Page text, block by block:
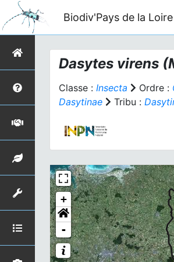
Biodiv'Pays de la Loire
Dasytes virens
Classe : Insecta Ordre :
Dasytinae
Tribu :
+
-